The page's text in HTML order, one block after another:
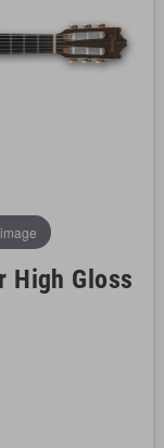
High Gloss